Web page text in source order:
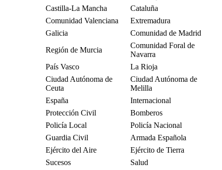
Castilla-La Mancha
Cataluña
Comunidad Valenciana
Extremadura
Galicia
Comunidad de Madrid
Región de Murcia
Comunidad Foral de
Navarra
País Vasco
La Rioja
Ciudad Autónoma de
Ceuta
Ciudad Autónoma de
Melilla
España
Internacional
Protección Civil
Bomberos
Policía Local
Policía Nacional
Guardia Civil
Armada Española
Ejército del Aire
Ejército de Tierra
Sucesos
Salud